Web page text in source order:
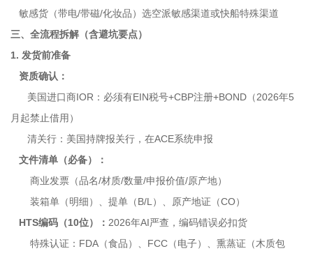
敏感货（带电/带磁/化妆品）选空派敏感渠道或快船特殊渠道
三、全流程拆解（含避坑要点）
1. 发货前准备
资质确认：
美国进口商IOR：必须有EIN税号+CBP注册+BOND（2026年5
月起禁止借用）
清关行：美国持牌报关行，在ACE系统申报
文件清单（必备）：
商业发票（品名/材质/数量/申报价值/原产地）
装箱单（明细）、提单（B/L）、原产地证（CO）
HTS编码（10位）： 2026年AI严查，编码错误必扣货
特殊认证：FDA（食品）、FCC（电子）、熏蒸证（木质包